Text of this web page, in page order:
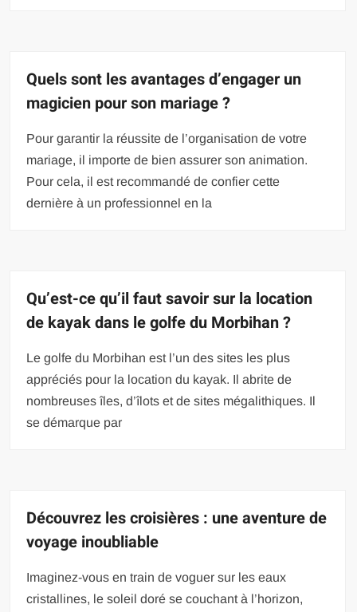
Quels sont les avantages d’engager un
magicien pour son mariage ?
Pour garantir la réussite de l’organisation de votre
mariage, il importe de bien assurer son animation.
Pour cela, il est recommandé de confier cette
dernière à un professionnel en la
Qu’est-ce qu’il faut savoir sur la location
de kayak dans le golfe du Morbihan ?
Le golfe du Morbihan est l’un des sites les plus
appréciés pour la location du kayak. Il abrite de
nombreuses îles, d’îlots et de sites mégalithiques. Il
se démarque par
Découvrez les croisières : une aventure de
voyage inoubliable
Imaginez-vous en train de voguer sur les eaux
cristallines, le soleil doré se couchant à l’horizon,